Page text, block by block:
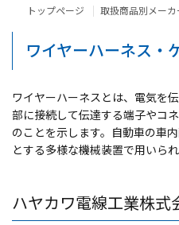
トップページ 取扱商品別メーカ
ワイヤーハーネス・
ワイヤーハーネスとは、電気を
部に接続して伝達する端子やコ
のことを示します。自動車の車
とする多様な機械装置で用いられ
ハヤカワ電線工業株式